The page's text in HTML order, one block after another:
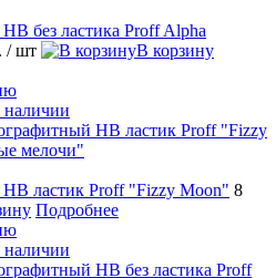
без ластика Proff Alpha
/ шт
В корзину
ластик Proff "Fizzy Moon" 8
Подробнее